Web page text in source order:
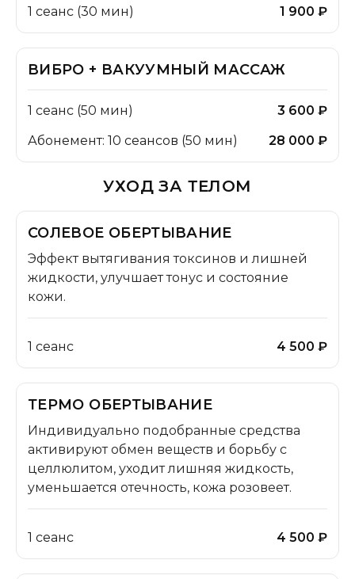
1 сеанс (30 мин) 1 900 ₽
ВИБРО + ВАКУУМНЫЙ МАССАЖ
1 сеанс (50 мин)
3 600 ₽
Абонемент: 10 сеансов (50 мин)
28 000 ₽
УХОД ЗА ТЕЛОМ
СОЛЕВОЕ ОБЕРТЫВАНИЕ
Эффект вытягивания токсинов и лишней
жидкости, улучшает тонус и состояние
кожи.
1 сеанс 4 500 ₽
ТЕРМО ОБЕРТЫВАНИЕ
Индивидуально подобранные средства
активируют обмен веществ и борьбу с
целлюлитом, уходит лишняя жидкость,
уменьшается отечность, кожа розовеет.
1 сеанс 4 500 ₽